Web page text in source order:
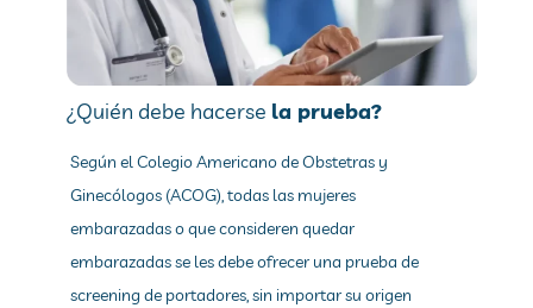
¿Quién debe hacerse la prueba?
Según el Colegio Americano de Obstetras y
Ginecólogos (ACOG), todas las mujeres
embarazadas o que consideren quedar
embarazadas se les debe ofrecer una prueba de
screening de portadores, sin importar su origen